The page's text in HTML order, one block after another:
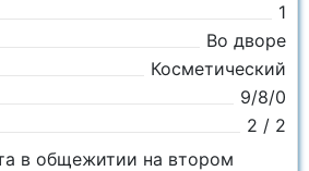
1
Во дворе
Косметический
9/8/0
2 / 2
в oбщежитии на втором